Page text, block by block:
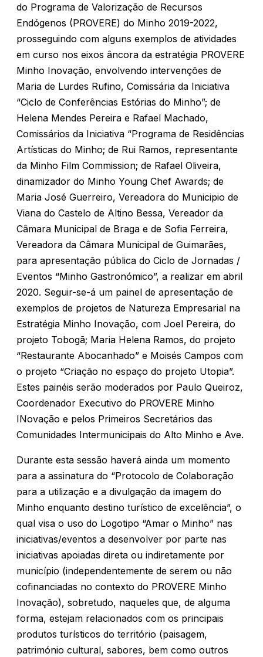
do Programa de Valorização de Recursos
Endógenos (PROVERE) do Minho 2019-2022,
prosseguindo com alguns exemplos de atividades
em curso nos eixos âncora da estratégia PROVERE
Minho Inovação, envolvendo intervenções de
Maria de Lurdes Rufino, Comissária da Iniciativa
“Ciclo de Conferências Estórias do Minho”; de
Helena Mendes Pereira e Rafael Machado,
Comissários da Iniciativa “Programa de Residências
Artísticas do Minho; de Rui Ramos, representante
da Minho Film Commission; de Rafael Oliveira,
dinamizador do Minho Young Chef Awards; de
Maria José Guerreiro, Vereadora do Municipio de
Viana do Castelo de Altino Bessa, Vereador da
Câmara Municipal de Braga e de Sofia Ferreira,
Vereadora da Câmara Municipal de Guimarães,
para apresentação pública do Ciclo de Jornadas /
Eventos “Minho Gastronómico”, a realizar em abril
2020. Seguir-se-á um painel de apresentação de
exemplos de projetos de Natureza Empresarial na
Estratégia Minho Inovação, com Joel Pereira, do
projeto Tobogã; Maria Helena Ramos, do projeto
“Restaurante Abocanhado” e Moisés Campos com
o projeto “Criação no espaço do projeto Utopia”.
Estes painéis serão moderados por Paulo Queiroz,
Coordenador Executivo do PROVERE Minho
INovação e pelos Primeiros Secretários das
Comunidades Intermunicipais do Alto Minho e Ave.
Durante esta sessão haverá ainda um momento
para a assinatura do “Protocolo de Colaboração
para a utilização e a divulgação da imagem do
Minho enquanto destino turístico de excelência”, o
qual visa o uso do Logotipo “Amar o Minho” nas
iniciativas/eventos a desenvolver por parte nas
iniciativas apoiadas direta ou indiretamente por
município (independentemente de serem ou não
cofinanciadas no contexto do PROVERE Minho
Inovação), sobretudo, naqueles que, de alguma
forma, estejam relacionados com os principais
produtos turísticos do território (paisagem,
património cultural, sabores, bem como outros